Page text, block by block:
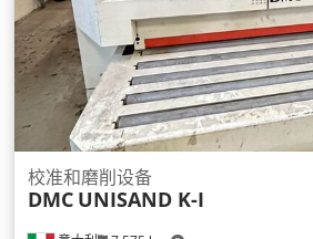
校准和磨削设备
DMC UNISAND K-I